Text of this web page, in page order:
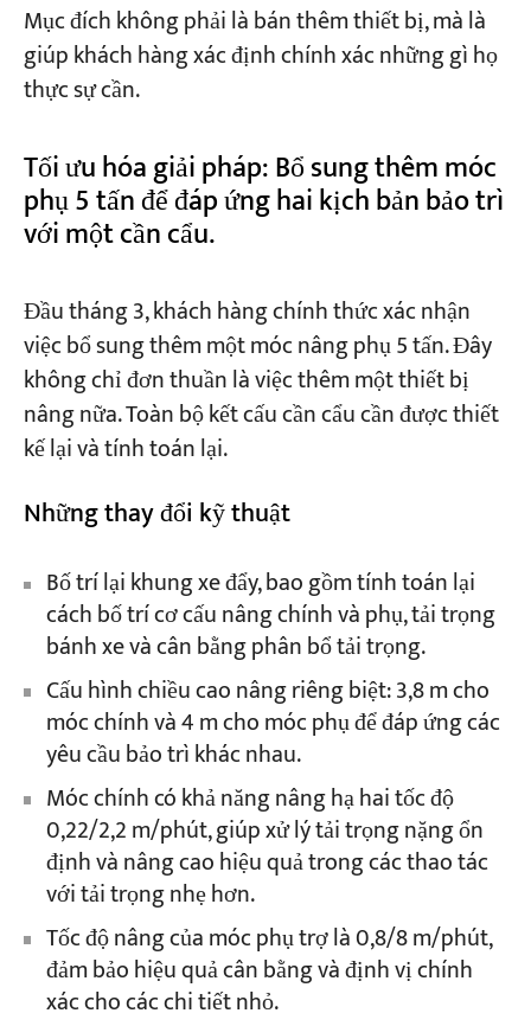
Mục đích không phải là bán thêm thiết bị, mà là
giúp khách hàng xác định chính xác những gì họ
thực sự cần.
Tối ưu hóa giải pháp: Bổ sung thêm móc
phụ 5 tấn để đáp ứng hai kịch bản bảo trì
với một cần cẩu.
Đầu tháng 3, khách hàng chính thức xác nhận
việc bổ sung thêm một móc nâng phụ 5 tấn. Đây
không chỉ đơn thuần là việc thêm một thiết bị
nâng nữa. Toàn bộ kết cấu cần cẩu cần được thiết
kế lại và tính toán lại.
Những thay đổi kỹ thuật
Bố trí lại khung xe đẩy, bao gồm tính toán lại
cách bố trí cơ cấu nâng chính và phụ, tải trọng
bánh xe và cân bằng phân bổ tải trọng.
Cấu hình chiều cao nâng riêng biệt: 3,8 m cho
móc chính và 4 m cho móc phụ để đáp ứng các
yêu cầu bảo trì khác nhau.
Móc chính có khả năng nâng hạ hai tốc độ
0,22/2,2 m/phút, giúp xử lý tải trọng nặng ổn
định và nâng cao hiệu quả trong các thao tác
với tải trọng nhẹ hơn.
Tốc độ nâng của móc phụ trợ là 0,8/8 m/phút,
đảm bảo hiệu quả cân bằng và định vị chính
xác cho các chi tiết nhỏ.